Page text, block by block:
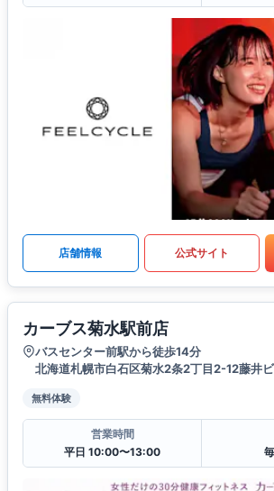
店舗情報 公式サイト
カーブス菊水駅前店
バスセンター前駅から徒歩14分
北海道札幌市白石区菊水2条2丁目2-12藤井
無料体験
営業時間
平日 10:00〜13:00